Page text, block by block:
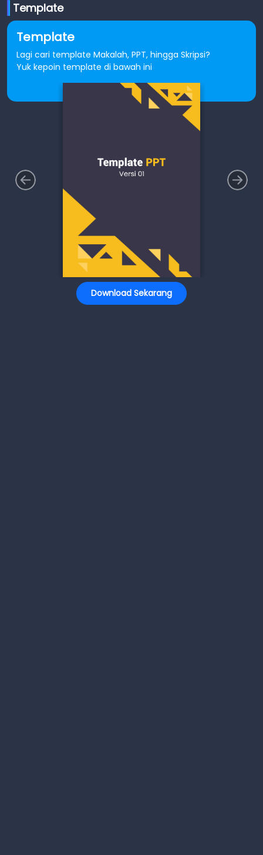
Template
Template
Lagi cari template Makalah, PPT, hingga Skripsi?
Yuk kepoin template di bawah ini
Download Sekarang